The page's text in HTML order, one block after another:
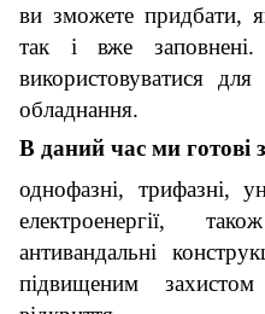
ви зможете придбати,
так і вже
використовуватися
обладнання.
В даний час ми готові
однофазні, трифазні,
електроенергії,
антивандальні
підвищеним захистом